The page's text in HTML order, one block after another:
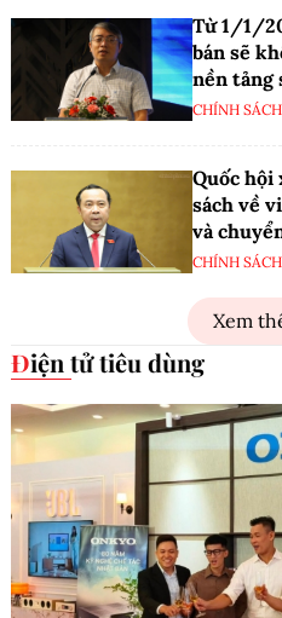
Từ 1/1/
bán sẽ
nền tảng
CHÍNH
Quốc hội
sách về
và
CHÍNH
Xem
Điện tử tiêu dùng